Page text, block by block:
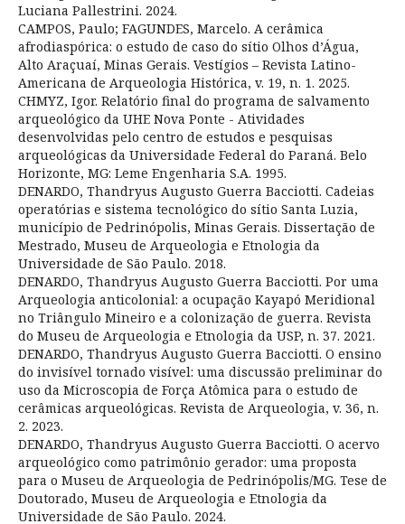
Luciana Pallestrini. 2024.
CAMPOS, Paulo; FAGUNDES, Marcelo. A cerâmica
afrodiaspórica: o estudo de caso do sítio Olhos d’Água,
Alto Araçuaí, Minas Gerais. Vestígios – Revista Latino-
Americana de Arqueologia Histórica, v. 19, n. 1. 2025.
CHMYZ, Igor. Relatório final do programa de salvamento
arqueológico da UHE Nova Ponte - Atividades
desenvolvidas pelo centro de estudos e pesquisas
arqueológicas da Universidade Federal do Paraná. Belo
Horizonte, MG: Leme Engenharia S.A. 1995.
DENARDO, Thandryus Augusto Guerra Bacciotti. Cadeias
operatórias e sistema tecnológico do sítio Santa Luzia,
município de Pedrinópolis, Minas Gerais. Dissertação de
Mestrado, Museu de Arqueologia e Etnologia da
Universidade de São Paulo. 2018.
DENARDO, Thandryus Augusto Guerra Bacciotti. Por uma
Arqueologia anticolonial: a ocupação Kayapó Meridional
no Triângulo Mineiro e a colonização de guerra. Revista
do Museu de Arqueologia e Etnologia da USP, n. 37. 2021.
DENARDO, Thandryus Augusto Guerra Bacciotti. O ensino
do invisível tornado visível: uma discussão preliminar do
uso da Microscopia de Força Atômica para o estudo de
cerâmicas arqueológicas. Revista de Arqueologia, v. 36, n.
2. 2023.
DENARDO, Thandryus Augusto Guerra Bacciotti. O acervo
arqueológico como patrimônio gerador: uma proposta
para o Museu de Arqueologia de Pedrinópolis/MG. Tese de
Doutorado, Museu de Arqueologia e Etnologia da
Universidade de São Paulo. 2024.